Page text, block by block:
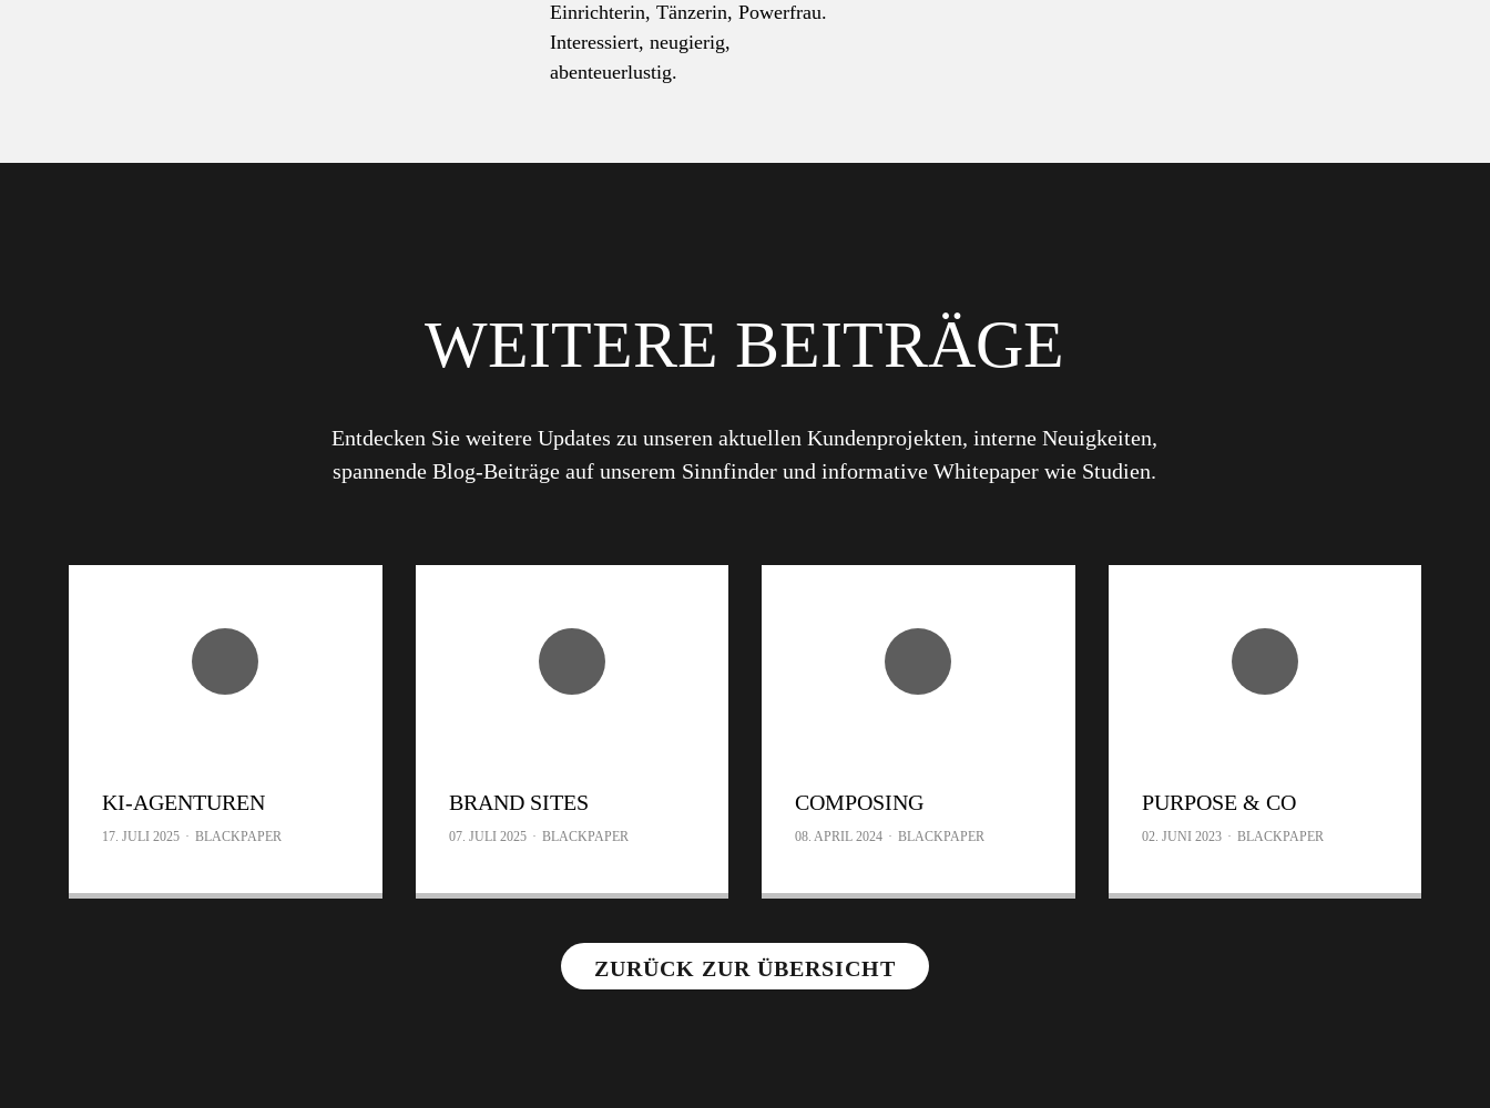
Einrichterin, Tänzerin, Powerfrau.
Interessiert, neugierig,
abenteuerlustig.
WEITERE BEITRÄGE
Entdecken Sie weitere Updates zu unseren aktuellen Kundenprojekten, interne Neuigkeiten,
spannende Blog-Beiträge auf unserem Sinnfinder und informative Whitepaper wie Studien.
KI-AGENTUREN
17. JULI 2025 · BLACKPAPER
BRAND SITES
07. JULI 2025 · BLACKPAPER
COMPOSING
08. APRIL 2024 · BLACKPAPER
PURPOSE & CO
02. JUNI 2023 · BLACKPAPER
ZURÜCK ZUR ÜBERSICHT